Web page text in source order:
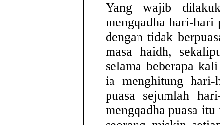
Yang wajib
mengqadha hari-hari
dengan tidak
masa haidh,
selama beberapa
ia menghitung hari-
puasa sejumlah
mengqadha puasa